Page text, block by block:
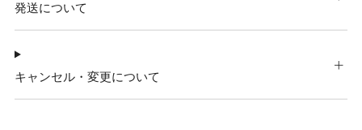
発送について
キャンセル・変更について